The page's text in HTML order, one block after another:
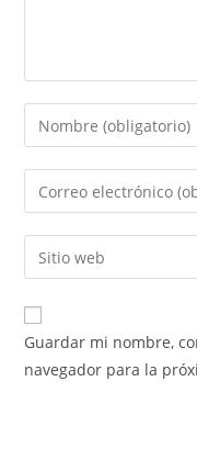
Guardar mi nombre,
navegador para la